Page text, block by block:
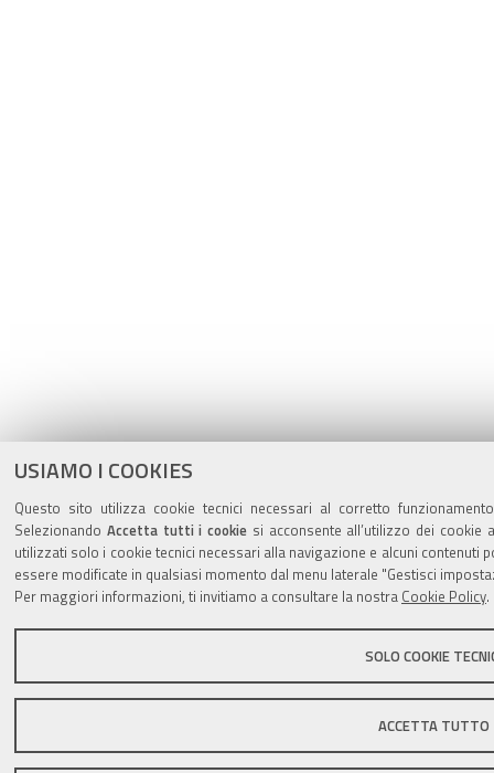
USIAMO I COOKIES
Questo sito utilizza cookie tecnici necessari al corretto
Selezionando Accetta tutti i cookie si acconsente all’utilizzo dei cookie
utilizzati solo i cookie tecnici necessari alla navigazione e alcuni
essere modificate in qualsiasi momento dal menu laterale "Gestisci
Per maggiori informazioni, ti invitiamo a consultare la nostra Cookie Policy.
SOLO COOKIE
ACCETTA TUTTO